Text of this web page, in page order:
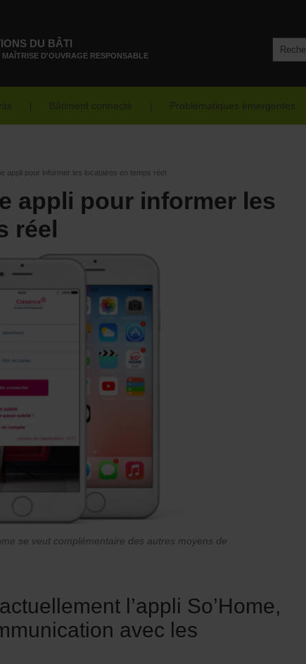
DU BÂTI
MAÎTRISE D'OUVRAGE RESPONSABLE
Bâtiment connecté Problématiques émergentes
appli pour informer les locataires en temps réel
appli pour informer les
réel
se veut complémentaire des autres moyens de
l’appli So’Home,
avec les